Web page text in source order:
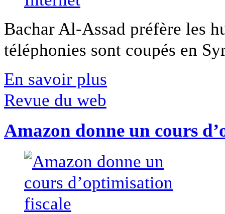
Bachar Al-Assad préfère les
téléphonies sont coupés en
En savoir plus
Revue du web
Amazon donne un cours